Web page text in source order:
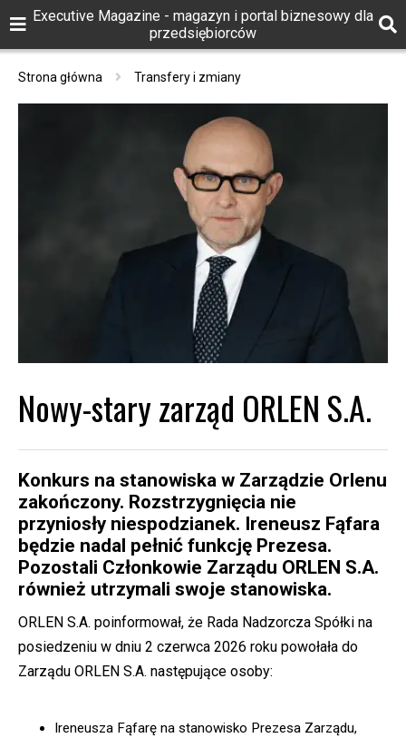
Executive Magazine - magazyn i portal biznesowy dla
przedsiębiorców
Strona główna Transfery i zmiany
Nowy-stary zarząd ORLEN S.A.
Konkurs na stanowiska w Zarządzie Orlenu
zakończony. Rozstrzygnięcia nie
przyniosły niespodzianek. Ireneusz Fąfara
będzie nadal pełnić funkcję Prezesa.
Pozostali Członkowie Zarządu ORLEN S.A.
również utrzymali swoje stanowiska.
ORLEN S.A. poinformował, że Rada Nadzorcza Spółki na
posiedzeniu w dniu 2 czerwca 2026 roku powołała do
Zarządu ORLEN S.A. następujące osoby:
Ireneusza Fąfarę na stanowisko Prezesa Zarządu,